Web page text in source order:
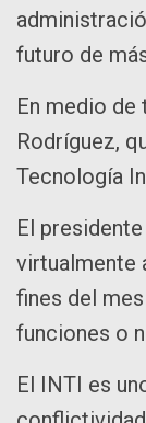
futuro de
En medio de
Rodríguez,
Tecnología
El
virtualmente
fines del
funciones o
El INTI es